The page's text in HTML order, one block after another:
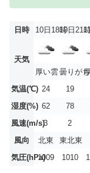
日時 10日18時10日21
天気
厚い雲曇りがち
気温(℃) 24 19
湿度(%) 62 78
風速(m/s)3 2
風向
北東 東北東
気圧(hPa)1009 1010